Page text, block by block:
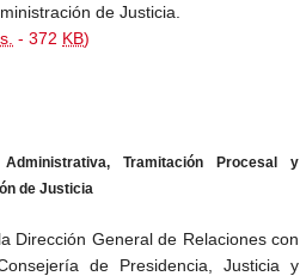
de Justicia.
- 372 KB)
Tramitación Procesal y
de Justicia
Dirección General de Relaciones con
de Presidencia, Justicia y